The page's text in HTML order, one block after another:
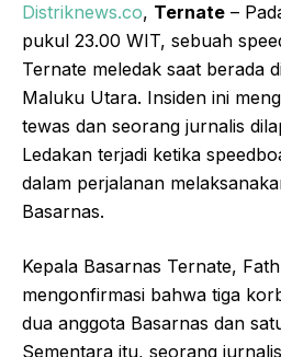
Distriknews.co, Ternate –
pukul 23.00 WIT, sebuah
Ternate meledak saat berada
Maluku Utara. Insiden ini
tewas dan seorang jurnalis
Ledakan terjadi ketika
dalam perjalanan
Basarnas.
Kepala Basarnas Ternate,
mengonfirmasi bahwa tiga
dua anggota Basarnas dan
Sementara itu, seorang